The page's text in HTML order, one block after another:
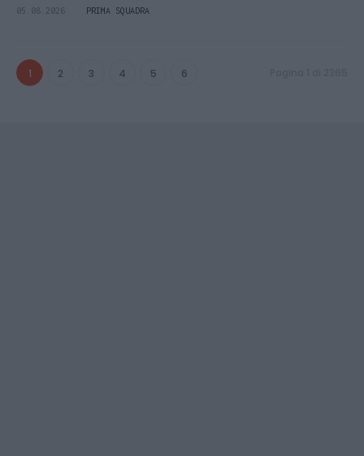
05.08.2026 PRIMA SQUADRA
1 2 3 4 5 6